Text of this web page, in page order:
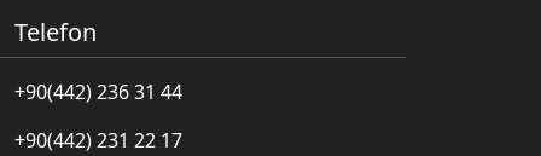
Telefon
+90(442) 236 31 44
+90(442) 231 22 17